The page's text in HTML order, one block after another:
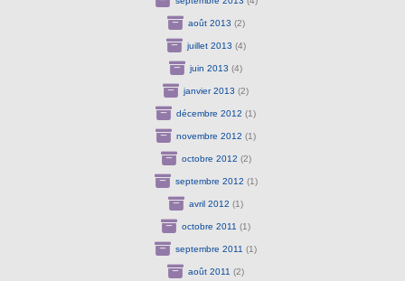
août 2013 (2)
juillet 2013 (4)
juin 2013 (4)
janvier 2013 (2)
décembre 2012 (1)
novembre 2012 (1)
octobre 2012 (2)
septembre 2012 (1)
avril 2012 (1)
octobre 2011 (1)
septembre 2011 (1)
août 2011 (2)